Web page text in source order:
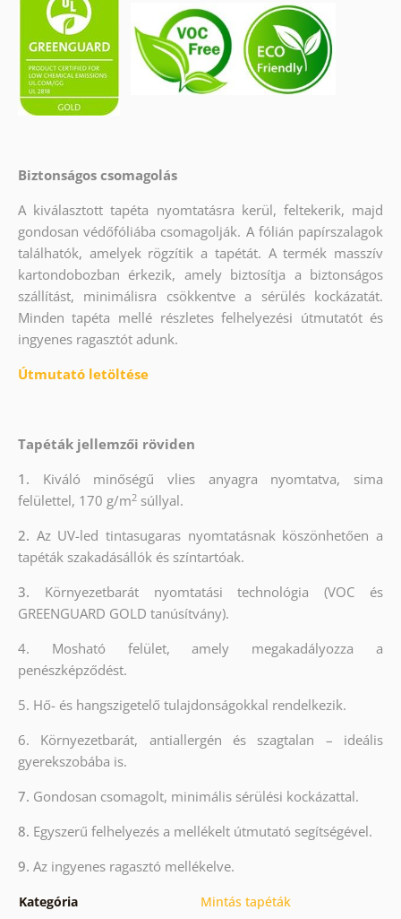
Biztonságos csomagolás
A kiválasztott tapéta nyomtatásra kerül, feltekerik, majd
gondosan védőfóliába csomagolják. A fólián papírszalagok
találhatók, amelyek rögzítik a tapétát. A termék masszív
kartondobozban érkezik, amely biztosítja a biztonságos
szállítást, minimálisra csökkentve a sérülés kockázatát.
Minden tapéta mellé részletes felhelyezési útmutatót és
ingyenes ragasztót adunk.
Útmutató letöltése
Tapéták jellemzői röviden
1. Kiváló minőségű vlies anyagra nyomtatva, sima
felülettel, 170 g/m2súllyal.
2. Az UV-led tintasugaras nyomtatásnak köszönhetően a
tapéták szakadásállók és színtartóak.
3. Környezetbarát nyomtatási technológia (VOC és
GREENGUARD GOLD tanúsítvány).
4. Mosható felület, amely megakadályozza a
penészképződést.
5. Hő- és hangszigetelő tulajdonságokkal rendelkezik.
6. Környezetbarát, antiallergén és szagtalan – ideális
gyerekszobába is.
7. Gondosan csomagolt, minimális sérülési kockázattal.
8. Egyszerű felhelyezés a mellékelt útmutató segítségével.
9. Az ingyenes ragasztó mellékelve.
Kategória Mintás tapéták